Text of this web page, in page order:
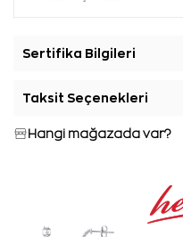
Sertifika Bilgileri
Taksit Seçenekleri
Hangi mağazada var?